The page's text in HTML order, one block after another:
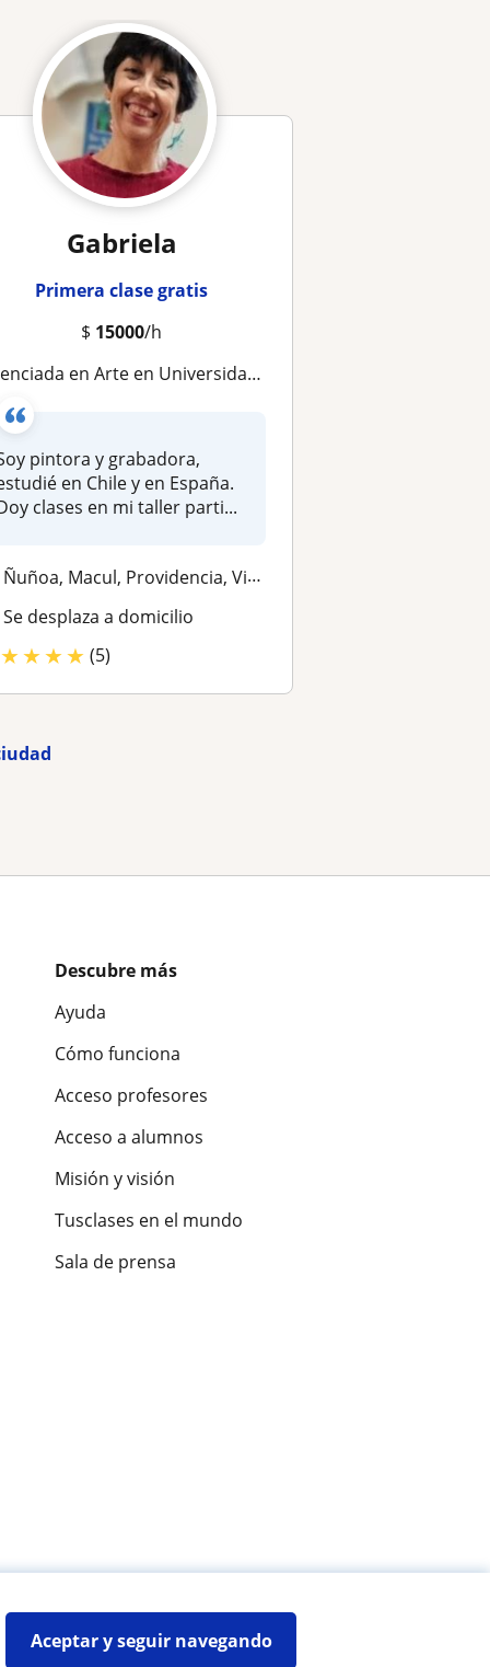
Aceptar y seguir navegando
Gabriela
Primera clase gratis
$ 15000/h
en Arte en Universidad Complutense de Madrid, enseñando por varios años, diferentes edades
pintora y grabadora,
en Chile y en España.
clases en mi taller parti...
Ñuñoa, Macul, Providencia, Vitacura, La Reina
Se desplaza a domicilio
★★★★ (5)
Descubre más
Ayuda
Cómo funciona
Acceso profesores
Acceso a alumnos
Misión y visión
Tusclases en el mundo
Sala de prensa
Mapa web:Profesores particulares